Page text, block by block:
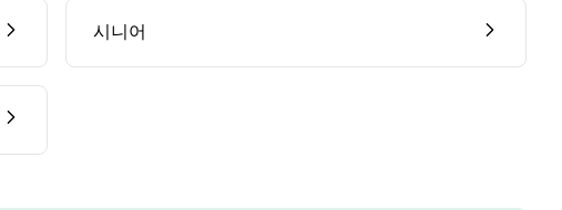
시니어